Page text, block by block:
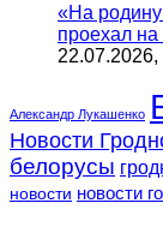
«На
проехал
22.07.2026,
Александр Лукашенко
Новости
белорусы
новости новости